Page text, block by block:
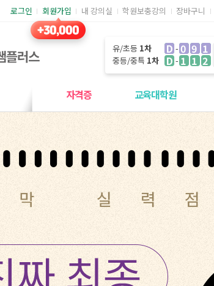
로그인 회원가입 내 강의실 학원보충강의 장바구니
유/초등 1차 D 091
중등/중특 1차 D 112
자격증 교육대학원